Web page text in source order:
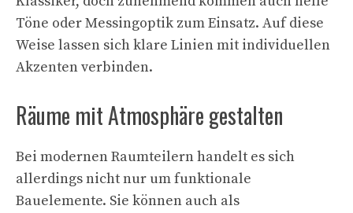
Töne oder Messingoptik zum Einsatz. Auf diese
Weise lassen sich klare Linien mit individuellen
Akzenten verbinden.
Räume mit Atmosphäre gestalten
Bei modernen Raumteilern handelt es sich
allerdings nicht nur um funktionale
Bauelemente. Sie können auch als